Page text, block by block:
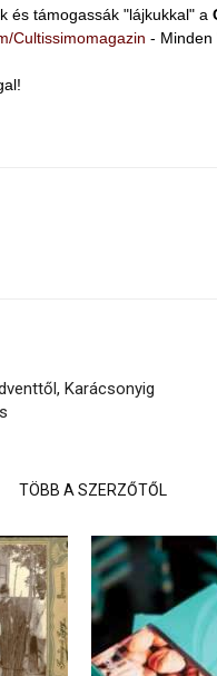
és támogassák "lájkukkal" a
Cultissimomagazin - Minden
Karácsonyig
TÖBB A SZERZŐTŐL